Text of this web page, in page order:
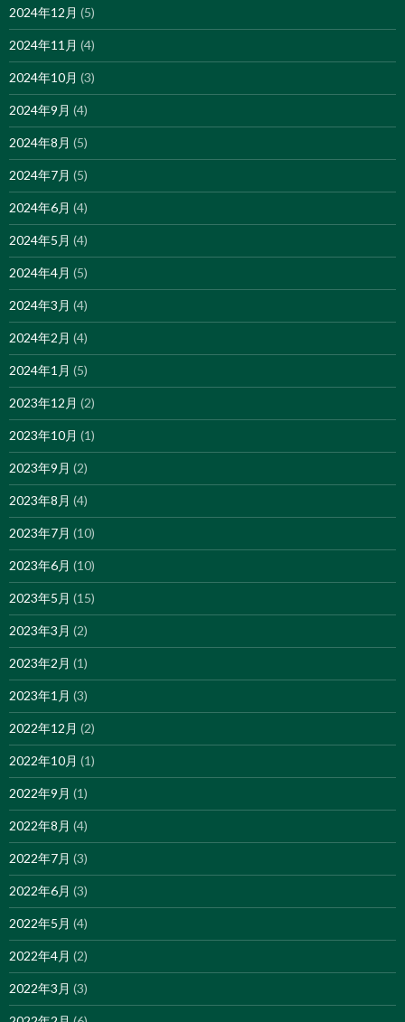
2024年12月 (5)
2024年11月 (4)
2024年10月 (3)
2024年9月 (4)
2024年8月 (5)
2024年7月 (5)
2024年6月 (4)
2024年5月 (4)
2024年4月 (5)
2024年3月 (4)
2024年2月 (4)
2024年1月 (5)
2023年12月 (2)
2023年10月 (1)
2023年9月 (2)
2023年8月 (4)
2023年7月 (10)
2023年6月 (10)
2023年5月 (15)
2023年3月 (2)
2023年2月 (1)
2023年1月 (3)
2022年12月 (2)
2022年10月 (1)
2022年9月 (1)
2022年8月 (4)
2022年7月 (3)
2022年6月 (3)
2022年5月 (4)
2022年4月 (2)
2022年3月 (3)